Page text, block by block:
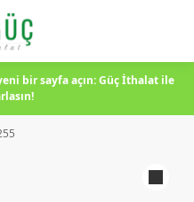
bir sayfa açın: Güç İthalat ile